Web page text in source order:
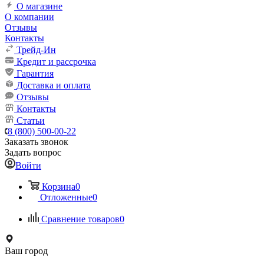
О магазине
О компании
Отзывы
Контакты
Трейд-Ин
Кредит и рассрочка
Гарантия
Доставка и оплата
Отзывы
Контакты
Статьи
8 (800) 500-00-22
Заказать звонок
Задать вопрос
Войти
Корзина0
Отложенные0
Сравнение товаров0
Ваш город